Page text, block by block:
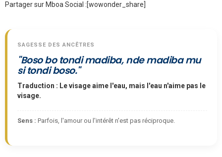
Partager sur Mboa Social :[wowonder_share]
SAGESSE DES ANCÊTRES
"Boso bo tondi madiba, nde madiba mu
si tondi boso."
Traduction : Le visage aime l'eau, mais l'eau n'aime pas le
visage.
Sens : Parfois, l'amour ou l'intérêt n'est pas réciproque.